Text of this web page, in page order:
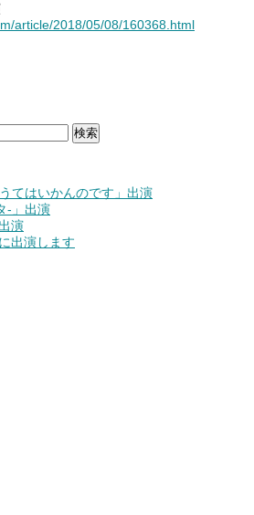
article/2018/05/08/160368.html
検索
てはいかんのです」出演
-」出演
演
出演します